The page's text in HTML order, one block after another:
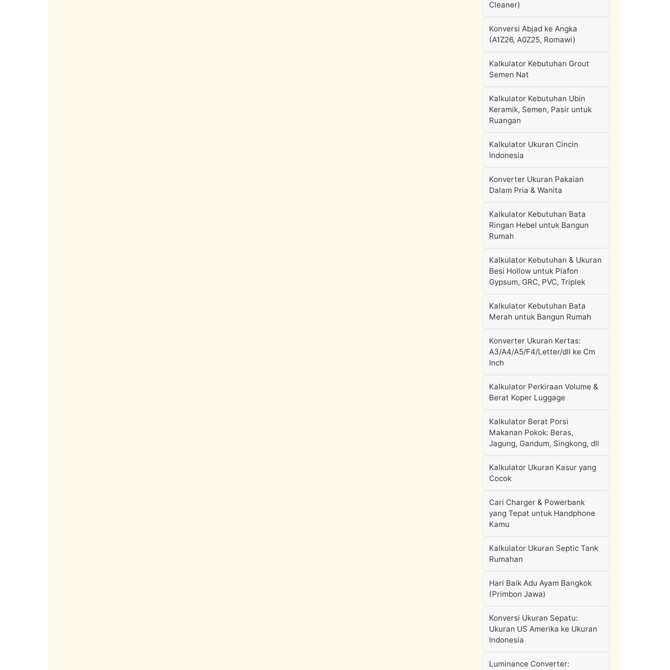
Cleaner)
Konversi Abjad ke Angka
(A1Z26, A0Z25, Romawi)
Kalkulator Kebutuhan Grout
Semen Nat
Kalkulator Kebutuhan Ubin
Keramik, Semen, Pasir untuk
Ruangan
Kalkulator Ukuran Cincin
Indonesia
Konverter Ukuran Pakaian
Dalam Pria & Wanita
Kalkulator Kebutuhan Bata
Ringan Hebel untuk Bangun
Rumah
Kalkulator Kebutuhan & Ukuran
Besi Hollow untuk Plafon
Gypsum, GRC, PVC, Triplek
Kalkulator Kebutuhan Bata
Merah untuk Bangun Rumah
Konverter Ukuran Kertas:
A3/A4/A5/F4/Letter/dll ke Cm
Inch
Kalkulator Perkiraan Volume &
Berat Koper Luggage
Kalkulator Berat Porsi
Makanan Pokok: Beras,
Jagung, Gandum, Singkong, dll
Kalkulator Ukuran Kasur yang
Cocok
Cari Charger & Powerbank
yang Tepat untuk Handphone
Kamu
Kalkulator Ukuran Septic Tank
Rumahan
Hari Baik Adu Ayam Bangkok
(Primbon Jawa)
Konversi Ukuran Sepatu:
Ukuran US Amerika ke Ukuran
Indonesia
Luminance Converter: